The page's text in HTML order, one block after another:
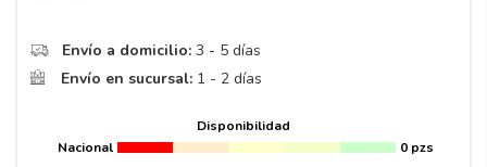
Envío a domicilio: 3 - 5 días
Envío en sucursal: 1 - 2 días
Disponibilidad
Nacional
0 pzs